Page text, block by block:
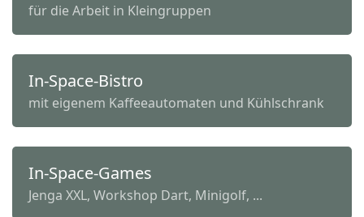
für die Arbeit in Kleingruppen
In-Space-Bistro
mit eigenem Kaffeeautomaten und Kühlschrank
In-Space-Games
Jenga XXL, Workshop Dart, Minigolf, ...